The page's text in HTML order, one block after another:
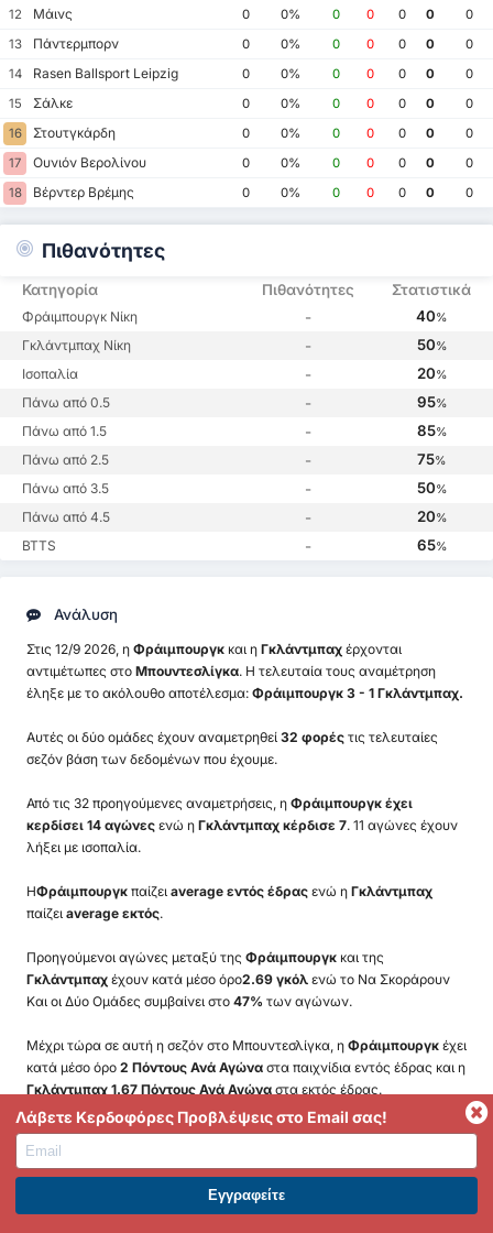
12
Μάινς 0 0% 0 0 0 0
0
13
Πάντερμπορν 0 0% 0 0 0 0
0
14
Rasen Ballsport Leipzig 0 0% 0 0 0 0
0
15
Σάλκε 0 0% 0 0 0 0
0
16
Στουτγκάρδη 0 0% 0 0 0 0
0
17
Ουνιόν Βερολίνου 0 0% 0 0 0 0
0
18
Βέρντερ Βρέμης 0 0% 0 0 0 0 0
Πιθανότητες
Κατηγορία Πιθανότητες Στατιστικά
Φράιμπουργκ Νίκη - 40%
Γκλάντμπαχ Νίκη - 50%
Ισοπαλία - 20%
Πάνω από 0.5 - 95%
Πάνω από 1.5 - 85%
Πάνω από 2.5 - 75%
Πάνω από 3.5 - 50%
Πάνω από 4.5 - 20%
BTTS - 65%
Ανάλυση
Στις 12/9 2026, η Φράιμπουργκ και η Γκλάντμπαχ έρχονται
αντιμέτωπες στο Μπουντεσλίγκα. Η τελευταία τους αναμέτρηση
έληξε με το ακόλουθο αποτέλεσμα: Φράιμπουργκ 3 - 1 Γκλάντμπαχ.
Αυτές οι δύο ομάδες έχουν αναμετρηθεί 32 φορές τις τελευταίες
σεζόν βάση των δεδομένων που έχουμε.
Από τις 32 προηγούμενες αναμετρήσεις, η Φράιμπουργκ έχει
κερδίσει 14 αγώνες ενώ η Γκλάντμπαχ κέρδισε 7. 11 αγώνες έχουν
λήξει με ισοπαλία.
ΗΦράιμπουργκ παίζει average εντός έδρας ενώ η Γκλάντμπαχ
παίζει average εκτός.
Προηγούμενοι αγώνες μεταξύ της Φράιμπουργκ και της
Γκλάντμπαχ έχουν κατά μέσο όρο2.69 γκόλ ενώ το Να Σκοράρουν
Και οι Δύο Ομάδες συμβαίνει στο 47% των αγώνων.
Μέχρι τώρα σε αυτή η σεζόν στο Μπουντεσλίγκα, η Φράιμπουργκ έχει
κατά μέσο όρο 2 Πόντους Ανά Αγώνα στα παιχνίδια εντός έδρας και η
Γκλάντμπαχ 1.67 Πόντους Ανά Αγώνα στα εκτός έδρας.
Μπουντεσλίγκα Στατιστικά
ΕΓΓΡΑΦΕΙΤΕ ΣΤΟ PREMIUM. ΕΠΩΦΕΛΗΘΕΙΤΕ ΤΩΡΑ.
Λάβετε Κερδοφόρες Προβλέψεις στο Email σας!